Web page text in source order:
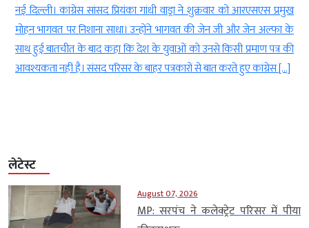
नई दिल्ली। कांग्रेस सांसद प्रियंका गांधी वाड्रा ने शुक्रवार को आरएसएस प्रमुख
मोहन भागवत पर निशाना साधा। उन्होंने भागवत की जेन जी और जेन अल्फा के
साथ हुई बातचीत के बाद कहा कि देश के युवाओं को उनसे किसी प्रमाण पत्र की
आवश्यकता नहीं है। संसद परिसर के बाहर पत्रकारों से बात करते हुए कांग्रेस […]
लेटेस्ट
August 07, 2026
MP: सरपंच ने कलेक्ट्रेट परिसर में पीया